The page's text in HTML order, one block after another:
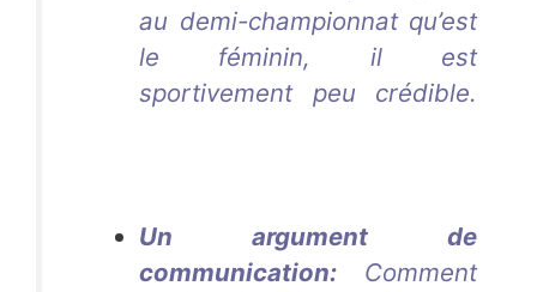
au demi-championnat qu’est
le féminin, il est
sportivement peu crédible.
Un argument de
communication: Comment